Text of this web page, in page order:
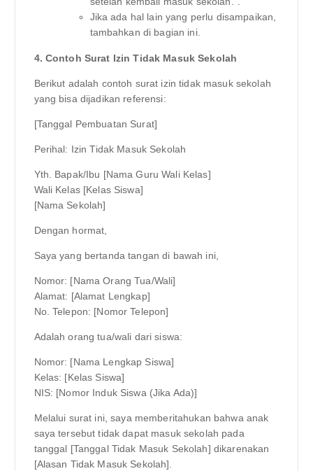
Jika ada hal lain yang perlu disampaikan,
tambahkan di bagian ini.
4. Contoh Surat Izin Tidak Masuk Sekolah
Berikut adalah contoh surat izin tidak masuk sekolah
yang bisa dijadikan referensi:
[Tanggal Pembuatan Surat]
Perihal: Izin Tidak Masuk Sekolah
Yth. Bapak/Ibu [Nama Guru Wali Kelas]
Wali Kelas [Kelas Siswa]
[Nama Sekolah]
Dengan hormat,
Saya yang bertanda tangan di bawah ini,
Nomor: [Nama Orang Tua/Wali]
Alamat: [Alamat Lengkap]
No. Telepon: [Nomor Telepon]
Adalah orang tua/wali dari siswa:
Nomor: [Nama Lengkap Siswa]
Kelas: [Kelas Siswa]
NIS: [Nomor Induk Siswa (Jika Ada)]
Melalui surat ini, saya memberitahukan bahwa anak
saya tersebut tidak dapat masuk sekolah pada
tanggal [Tanggal Tidak Masuk Sekolah] dikarenakan
[Alasan Tidak Masuk Sekolah].